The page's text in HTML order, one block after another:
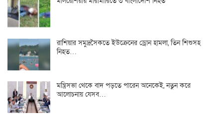
রাশিয়ার সমুদ্রসৈকতে ইউক্রেনের ড্রোন হামলা, তিন শিশুসহ
নিহত…
মন্ত্রিসভা থেকে বাদ পড়তে পারেন অনেকেই, নতুন করে
আলোচনায় যেসব…